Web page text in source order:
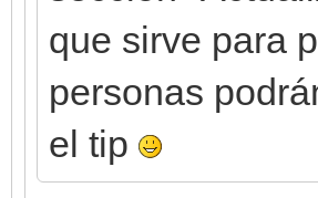
que sirve para
personas
el tip